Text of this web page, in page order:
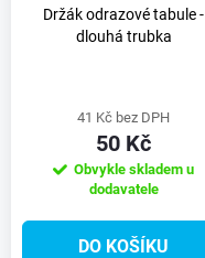
Držák odrazové tabule -
dlouhá trubka
41 Kč bez DPH
50 Kč
Obvykle skladem u
dodavatele
DO KOŠÍKU